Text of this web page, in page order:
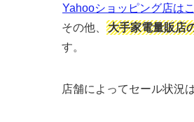
Yahooショッピング店は
その他、
大手家電量販店
す。
店舗によってセール状況